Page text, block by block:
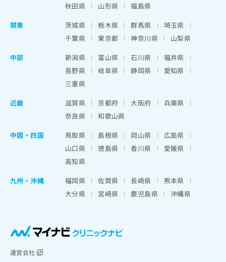
秋田県
山形県
福島県
関東
茨城県 栃木県 群馬県
埼玉県
千葉県
東京都 神奈川県
山梨県
中部
新潟県 富山県 石川県
福井県
長野県
岐阜県 静岡県
愛知県
三重県
近畿
滋賀県 京都府 大阪府
兵庫県
奈良県
和歌山県
中国・四国
鳥取県 島根県 岡山県
広島県
山口県
徳島県 香川県
愛媛県
高知県
九州・沖縄
福岡県 佐賀県 長崎県
熊本県
大分県
宮崎県 鹿児島県 沖縄県
運営会社